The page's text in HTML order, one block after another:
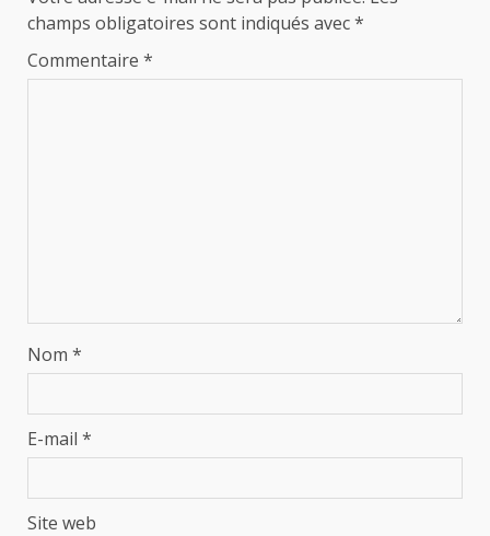
champs obligatoires sont indiqués avec*
Commentaire *
Nom *
E-mail *
Site web